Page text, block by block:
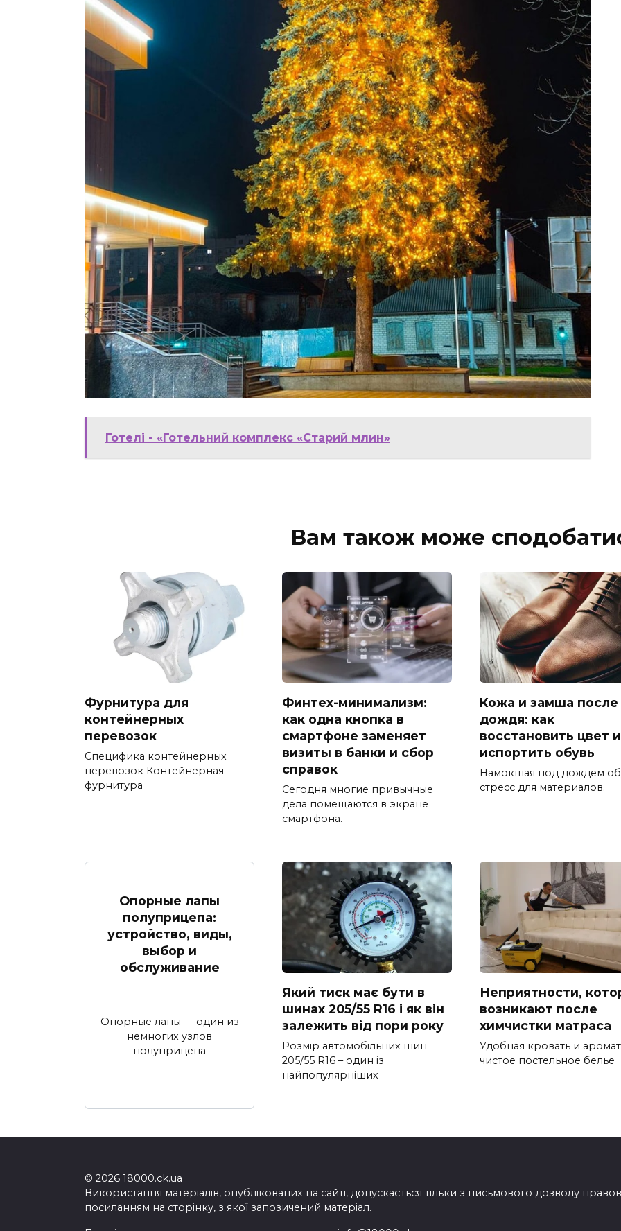
Готелі - «Готельний комплекс «Старий млин»
Вам також може
Фурнитура для
контейнерных
перевозок
Специфика контейнерных
перевозок Контейнерная
фурнитура
Финтех-минимализм:
как одна кнопка в
смартфоне заменяет
визиты в банки и сбор
справок
Сегодня многие привычные
дела помещаются в экране
смартфона.
Кожа и замша после
дождя: как
восстановить цвет
испортить обувь
Намокшая под дождем
стресс для материалов.
Опорные лапы
полуприцепа:
устройство, виды,
выбор и
обслуживание
Опорные лапы — один из
немногих узлов
полуприцепа
Який тиск має бути в
шинах 205/55 R16 і як він
залежить від пори року
Розмір автомобільних шин
205/55 R16 – один із
найпопулярніших
Неприятности,
возникают после
химчистки матраса
Удобная кровать и
чистое постельное белье
© 2026 18000.ck.ua
Використання матеріалів, опублікованих на сайті, допускається тільки з письмового дозволу
посиланням на сторінку, з якої запозичений матеріал.